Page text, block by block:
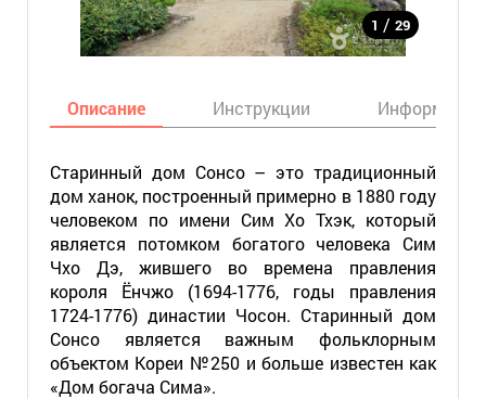
1 / 29
Описание Инструкции Информация
Старинный дом Сонсо – это традиционный
дом ханок, построенный примерно в 1880 году
человеком по имени Сим Хо Тхэк, который
является потомком богатого человека Сим
Чхо Дэ, жившего во времена правления
короля Ёнчжо (1694-1776, годы правления
1724-1776) династии Чосон. Старинный дом
Сонсо является важным фольклорным
объектом Кореи №250 и больше известен как
«Дом богача Сима».